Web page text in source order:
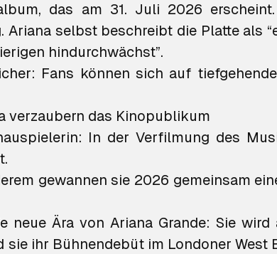
das am 31. Juli 2026
selbst beschreibt die Platte als
hindurchwächst”.
Fans können sich auf
verzaubern das Kinopublikum
In der Verfilmung des
gewannen sie 2026 gemeinsam
Ära von Ariana Grande: Sie
ihr Bühnendebüt im Londoner West